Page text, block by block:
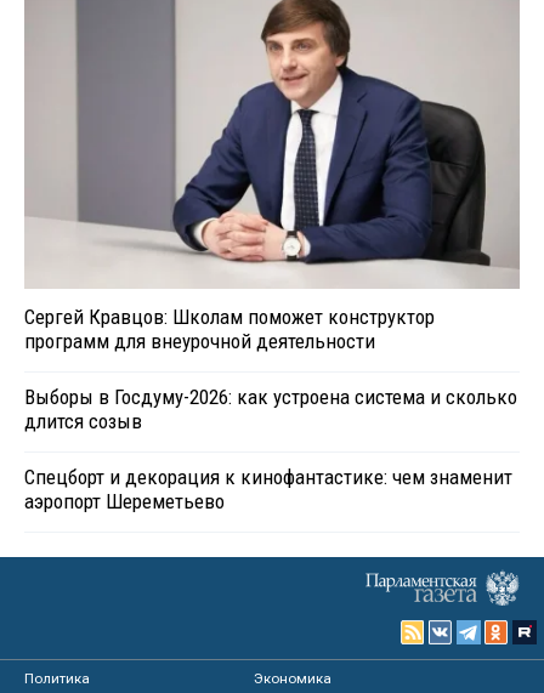
Сергей Кравцов: Школам поможет конструктор
программ для внеурочной деятельности
Выборы в Госдуму-2026: как устроена система и сколько
длится созыв
Спецборт и декорация к кинофантастике: чем знаменит
аэропорт Шереметьево
Политика
Экономика